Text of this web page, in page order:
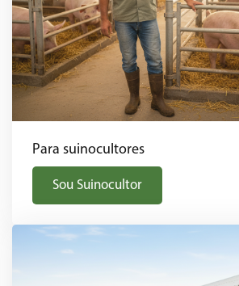
Para suinocultores
Sou Suinocultor